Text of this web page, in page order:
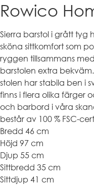
Rowico
Sierra barstol i grått tyg
sköna sittkomfort som
ryggen tillsammans
barstolen extra
stolen har stabila ben i
finns i flera olika färger
och barbord i våra
består av 100 % FSC-
Bredd 46 cm
Höjd 97 cm
Djup 55 cm
Sittbredd 35 cm
Sittdjup 41 cm